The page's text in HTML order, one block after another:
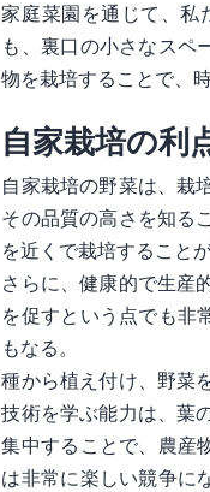
家庭菜園を通じて、私
も、裏口の小さなスペ
物を栽培することで、
自家栽培の利
自家栽培の野菜は、栽
その品質の高さを知る
を近くで栽培すること
さらに、健康的で生産
を促すという点でも非
もなる。
種から植え付け、野菜
技術を学ぶ能力は、葉
集中することで、農産
は非常に楽しい競争に